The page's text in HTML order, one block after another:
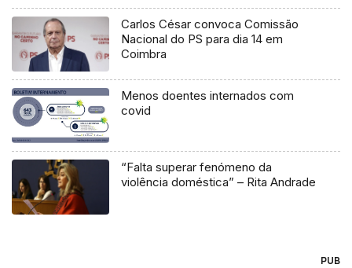
Carlos César convoca Comissão
Nacional do PS para dia 14 em
Coimbra
Menos doentes internados com
covid
“Falta superar fenómeno da
violência doméstica” – Rita Andrade
PUB